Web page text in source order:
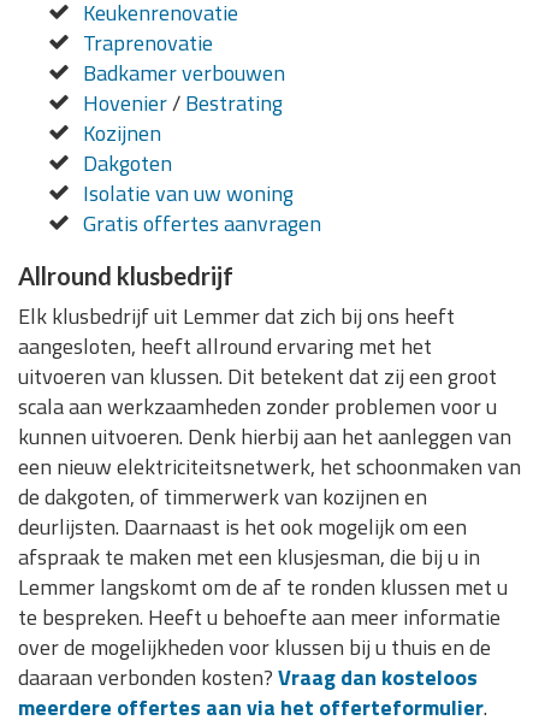
Keukenrenovatie
Traprenovatie
Badkamer verbouwen
Hovenier/Bestrating
Kozijnen
Dakgoten
Isolatie van uw woning
Gratis offertes aanvragen
Allround klusbedrijf
Elk klusbedrijf uit Lemmer dat zich bij ons heeft
aangesloten, heeft allround ervaring met het
uitvoeren van klussen. Dit betekent dat zij een groot
scala aan werkzaamheden zonder problemen voor u
kunnen uitvoeren. Denk hierbij aan het aanleggen van
een nieuw elektriciteitsnetwerk, het schoonmaken van
de dakgoten, of timmerwerk van kozijnen en
deurlijsten. Daarnaast is het ook mogelijk om een
afspraak te maken met een klusjesman, die bij u in
Lemmer langskomt om de af te ronden klussen met u
te bespreken. Heeft u behoefte aan meer informatie
over de mogelijkheden voor klussen bij u thuis en de
daaraan verbonden kosten?Vraag dan kosteloos
meerdere offertes aan via het offerteformulier.